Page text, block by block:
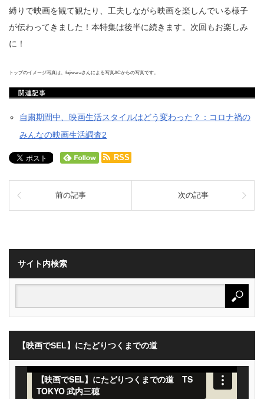
縛りで映画を観て観たり、工夫しながら映画を楽しんでいる様子
が伝わってきました！本特集は後半に続きます。次回もお楽しみ
に！
トップのイメージ写真は、fujiwaraさんによる写真ACからの写真です。
自粛期間中、映画生活スタイルはどう変わった？：コロナ禍の
みんなの映画生活調査2
RSS
前の記事 次の記事
サイト内検索
【映画でSEL】にたどりつくまでの道